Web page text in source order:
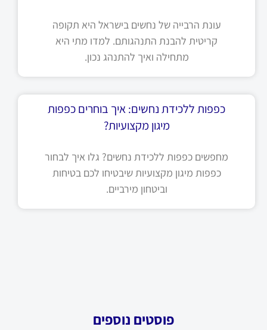
עונת הרבייה של נחשים בישראל היא תקופה
קריטית להבנת התנהגותם. למדו מתי היא
מתחילה ואיך להתנהג נכון.
כפפות ללכידת נחשים: איך בוחרים כפפות
מיגון מקצועיות?
מחפשים כפפות ללכידת נחשים? גלו איך לבחור
כפפות מיגון מקצועיות שיבטיחו לכם בטיחות
וביטחון מירביים.
פוסטים נוספים